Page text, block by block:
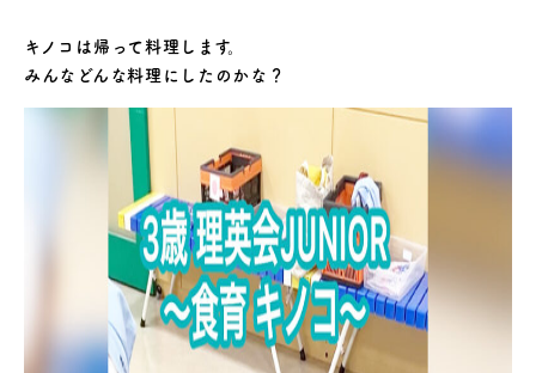
キノコは帰って料理します。
みんなどんな料理にしたのかな？